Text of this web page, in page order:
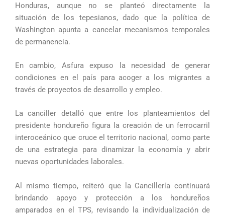
Honduras, aunque no se planteó directamente la
situación de los tepesianos, dado que la política de
Washington apunta a cancelar mecanismos temporales
de permanencia.
En cambio, Asfura expuso la necesidad de generar
condiciones en el país para acoger a los migrantes a
través de proyectos de desarrollo y empleo.
La canciller detalló que entre los planteamientos del
presidente hondureño figura la creación de un ferrocarril
interoceánico que cruce el territorio nacional, como parte
de una estrategia para dinamizar la economía y abrir
nuevas oportunidades laborales.
Al mismo tiempo, reiteró que la Cancillería continuará
brindando apoyo y protección a los hondureños
amparados en el TPS, revisando la individualización de